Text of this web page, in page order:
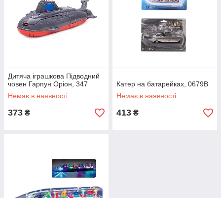
Дитяча іграшкова Підводний
човен Гарпун Оріон, 347
Немає в наявності
373 ₴
Катер на батарейках, 0679B
Немає в наявності
413 ₴